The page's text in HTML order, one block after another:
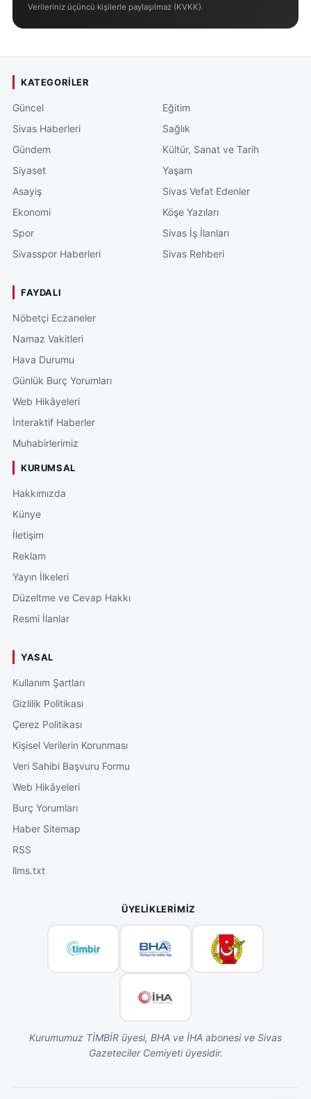
Verileriniz üçüncü kişilerle paylaşılmaz (KVKK).
KATEGORILER
Güncel
Sivas Haberleri
Gündem
Siyaset
Asayiş
Ekonomi
Spor
Sivasspor Haberleri
Eğitim
Sağlık
Kültür, Sanat ve Tarih
Yaşam
Sivas Vefat Edenler
Köşe Yazıları
Sivas İş İlanları
Sivas Rehberi
FAYDALI
Nöbetçi Eczaneler
Namaz Vakitleri
Hava Durumu
Günlük Burç Yorumları
Web Hikâyeleri
İnteraktif Haberler
Muhabirlerimiz
KURUMSAL
Hakkımızda
Künye
İletişim
Reklam
Yayın İlkeleri
Düzeltme ve Cevap Hakkı
Resmi İlanlar
YASAL
Kullanım Şartları
Gizlilik Politikası
Çerez Politikası
Kişisel Verilerin Korunması
Veri Sahibi Başvuru Formu
Web Hikâyeleri
Burç Yorumları
Haber Sitemap
RSS
llms.txt
ÜYELIKLERIMIZ
Kurumumuz TİMBİR üyesi, BHA ve İHA abonesi ve Sivas
Gazeteciler Cemiyeti üyesidir.